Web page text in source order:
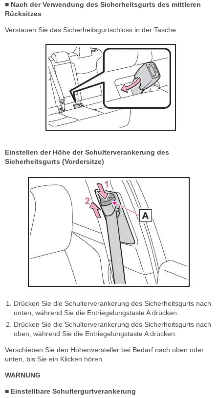
■ Nach der Verwendung des Sicherheitsgurts des mittleren
Rücksitzes
Verstauen Sie das Sicherheitsgurtschloss in der Tasche.
Einstellen der Höhe der Schulterverankerung des
Sicherheitsgurts (Vordersitze)
Drücken Sie die Schulterverankerung des Sicherheitsgurts nach
unten, während Sie die Entriegelungstaste A drücken.
Drücken Sie die Schulterverankerung des Sicherheitsgurts nach
oben, während Sie die Entriegelungstaste A drücken.
Verschieben Sie den Höhenversteller bei Bedarf nach oben oder
unten, bis Sie ein Klicken hören.
WARNUNG
■ Einstellbare Schultergurtverankerung